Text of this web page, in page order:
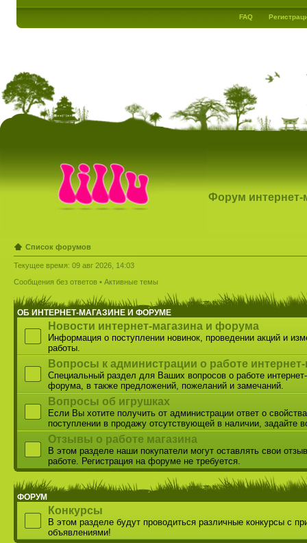
FAQ
Форум интернет-
Список форумов
Текущее время: 09 авг 2026, 14:03
Сообщения без ответов • Активные темы
ОБ ИНТЕРНЕТ-МАГАЗИНЕ И ФОРУМЕ
Новости интернет-магазина и форума
Информация о поступлении новинок, проведении акций и
работы.
Вопросы к администрации о работе интернет-
Специальный раздел для Ваших вопросов о работе
форума, в также предложений, пожеланий и замечаний.
Вопросы об игрушках
Если Вы хотите получить от администрации ответ о
поступлении в продажу отсутствующей в наличии, задайте
Отзывы о работе магазина
В этом разделе наши покупатели могут оставлять свои
работе. Регистрация на форуме не требуется.
ФОРУМ
Конкурсы
В этом разделе будут проводиться различные конкурсы с
объявлениями!